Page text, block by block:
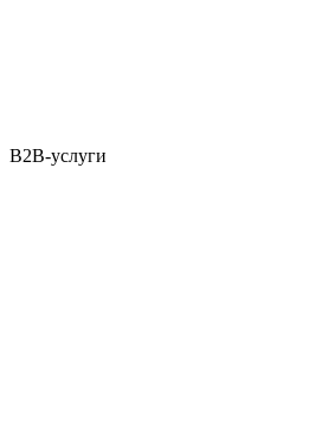
B2B-услуги